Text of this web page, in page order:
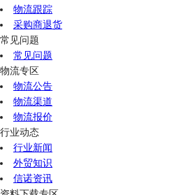
物流跟踪
采购商退货
常见问题
常见问题
物流专区
物流公告
物流渠道
物流报价
行业动态
行业新闻
外贸知识
信诺资讯